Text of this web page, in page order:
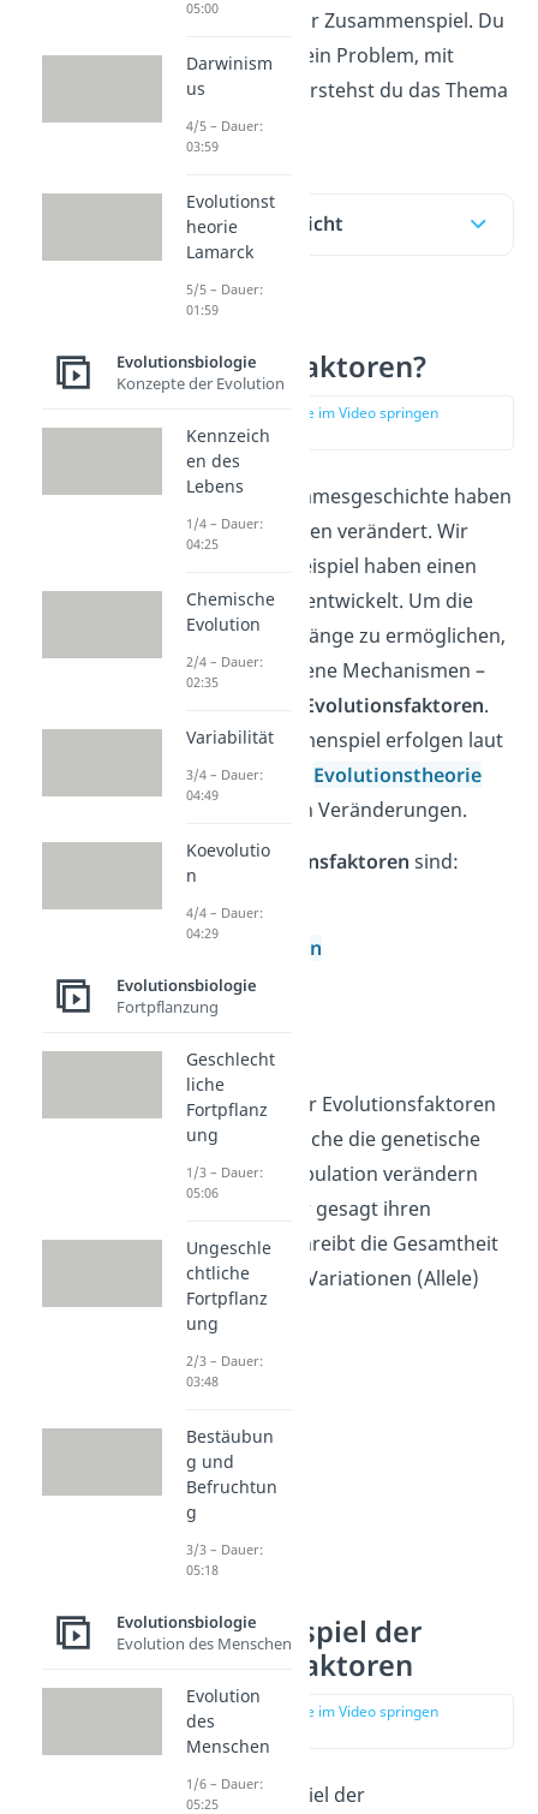
Isolation — und ihr Zusammenspiel. Du
hast keine Zeit? Kein Problem, mit
unserem
verstehst du das Thema
in 5 Minuten!
Inhaltsübersicht
Evolutionsfaktoren?
zur Stelle im Video springen
(00:14)
Im Laufe der Stammesgeschichte haben
sich die Organismen verändert. Wir
Menschen zum Beispiel haben einen
aufrechten Gang entwickelt. Um die
Entwicklungsvorgänge zu ermöglichen,
greifen verschiedene Mechanismen –
Evolutionsfaktoren.
Durch ihr Zusammenspiel erfolgen laut
der synthetischen Evolutionstheorie
alle evolutionären Veränderungen.
WichtigeEvolutionsfaktoren sind:
Mutation
Rekombination
Selektion
Gendrift
Isolation
Du verstehst unter Evolutionsfaktoren
also Prozesse, welche die genetische
Struktur einer Population verändern
können – genauer gesagt ihren
Genpool. Er beschreibt die Gesamtheit
aller genetischen Variationen (Allele)
einer Population.
Zusammenspiel der
Evolutionsfaktoren
zur Stelle im Video springen
Das Zusammenspiel der
05:00
Darwinism
us
4/5 – Dauer:
03:59
Evolutionst
heorie
Lamarck
5/5 – Dauer:
01:59
Evolutionsbiologie
Konzepte der Evolution
Kennzeich
en des
Lebens
1/4 – Dauer:
04:25
Chemische
Evolution
2/4 – Dauer:
02:35
Variabilität
3/4 – Dauer:
04:49
Koevolutio
n
4/4 – Dauer:
04:29
Evolutionsbiologie
Fortpflanzung
Geschlecht
liche
Fortpflanz
ung
1/3 – Dauer:
05:06
Ungeschle
chtliche
Fortpflanz
ung
2/3 – Dauer:
03:48
Bestäubun
g und
Befruchtun
g
3/3 – Dauer:
05:18
Evolutionsbiologie
Evolution des Menschen
Evolution
des
Menschen
1/6 – Dauer:
05:25